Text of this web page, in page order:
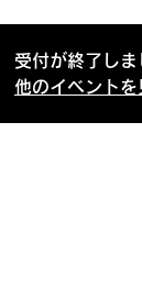
受付が終了しま
他のイベントを